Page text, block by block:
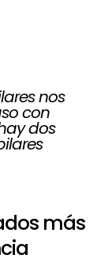
nos
con
dos
más